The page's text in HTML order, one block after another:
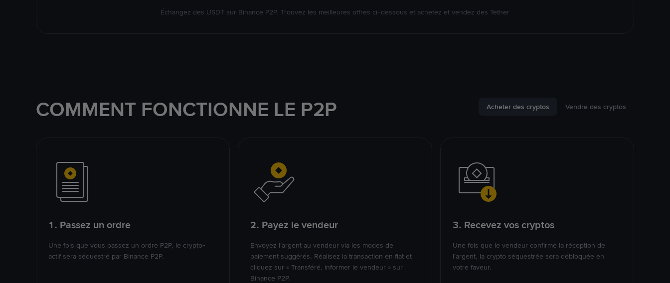
Échangez des USDT sur Binance P2P. Trouvez les meilleures offres ci-dessous et achetez et vendez des Tether
COMMENT FONCTIONNE LE P2P Acheter des cryptos Vendre des cryptos
1. Passez un ordre
Une fois que vous passez un ordre P2P, le crypto-
actif sera séquestré par Binance P2P.
2. Payez le vendeur
Envoyez l’argent au vendeur via les modes de
paiement suggérés. Réalisez la transaction en fiat et
cliquez sur « Transféré, informer le vendeur » sur
Binance P2P.
3. Recevez vos cryptos
Une fois que le vendeur confirme la réception de
l’argent, la crypto séquestrée sera débloquée en
votre faveur.